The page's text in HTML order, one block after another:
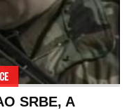
SRBE, A